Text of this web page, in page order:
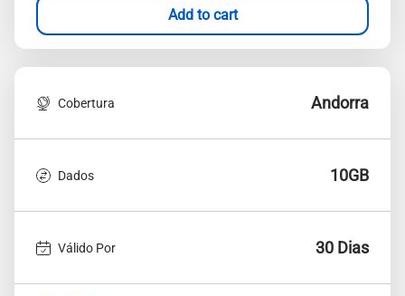
Add to cart
Cobertura Andorra
Dados 10GB
Válido Por 30 Dias